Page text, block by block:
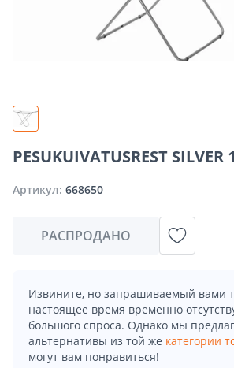
PESUKUIVATUSREST SILVER
Артикул: 668650
РАСПРОДАНО
Извините, но запрашиваемый вами
настоящее время временно
большого спроса. Однако мы
альтернативы из той же категории
могут вам понравиться!